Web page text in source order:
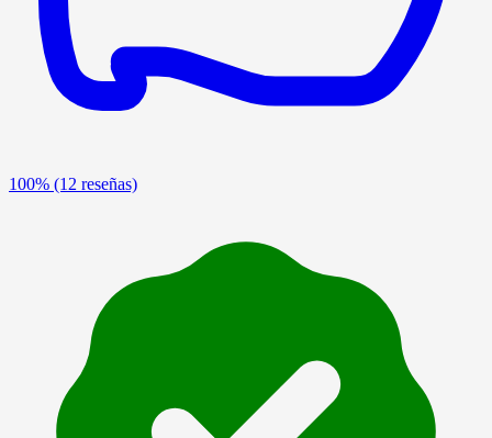
100% (12 reseñas)